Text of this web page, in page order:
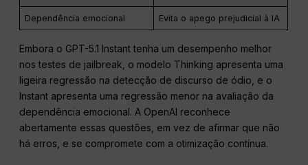
Dependência emocional Evita o apego prejudicial à IA
Embora o GPT-5.1 Instant tenha um desempenho melhor
nos testes de jailbreak, o modelo Thinking apresenta uma
ligeira regressão na detecção de discurso de ódio, e o
Instant apresenta uma regressão menor na avaliação da
dependência emocional. A OpenAI reconhece
abertamente essas questões, em vez de afirmar que não
há erros, e se compromete com a otimização contínua.